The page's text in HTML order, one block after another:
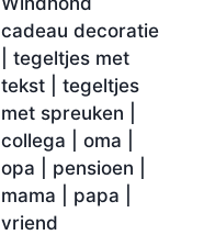
cadeau decoratie
| tegeltjes met
tekst | tegeltjes
met spreuken |
collega | oma |
opa | pensioen |
mama | papa |
vriend